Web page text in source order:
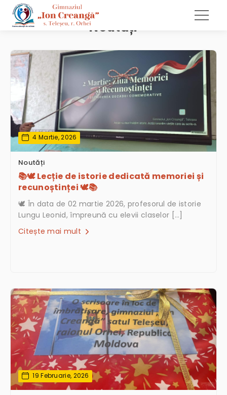
Noutăți
4 Martie, 2026
Noutăți
📚🕊️ Lecție de istorie dedicată memoriei și
recunoștinței 🕊️📚
🕊️ În data de 02 martie 2026, profesorul de istorie
Lungu Leonid, împreună cu elevii claselor […]
Citește mai mult
19 Februarie, 2026